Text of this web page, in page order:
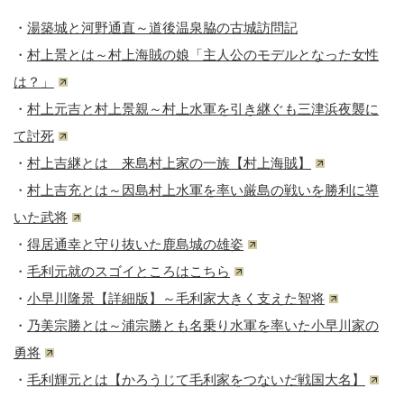
・ 湯築城と河野通直～道後温泉脇の古城訪問記
・ 村上景とは～村上海賊の娘「主人公のモデルとなった女性
は？」
・ 村上元吉と村上景親～村上水軍を引き継ぐも三津浜夜襲に
て討死
・ 村上吉継とは 来島村上家の一族【村上海賊】
・ 村上吉充とは～因島村上水軍を率い厳島の戦いを勝利に導
いた武将
・ 得居通幸と守り抜いた鹿島城の雄姿
・ 毛利元就のスゴイところはこちら
・ 小早川隆景【詳細版】～毛利家大きく支えた智将
・ 乃美宗勝とは～浦宗勝とも名乗り水軍を率いた小早川家の
勇将
・ 毛利輝元とは【かろうじて毛利家をつないだ戦国大名】